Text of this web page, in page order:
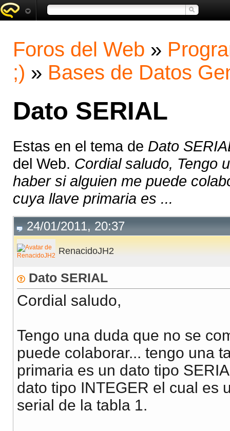
Foros del Web »
;) » Bases de Datos
Dato SERIAL
Estas en el tema de Dato
del Web. Cordial saludo, Tengo
haber si alguien me puede
cuya llave primaria es ...
24/01/2011, 20:37
RenacidoJH2
Dato SERIAL
Cordial saludo,
Tengo una duda que no se
puede colaborar... tengo una
primaria es un dato tipo
dato tipo INTEGER el cual es
serial de la tabla 1.